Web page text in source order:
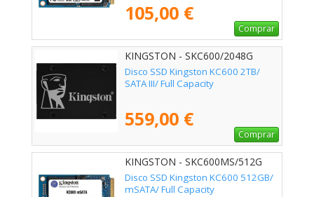
105,00 €
Comprar
KINGSTON - SKC600/2048G
Disco SSD Kingston KC600 2TB/
SATA III/ Full Capacity
559,00 €
Comprar
KINGSTON - SKC600MS/512G
Disco SSD Kingston KC600 512GB/
mSATA/ Full Capacity